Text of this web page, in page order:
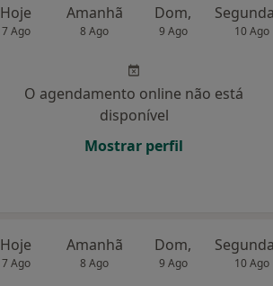
Hoje
7 Ago
Amanhã
8 Ago
Dom,
9 Ago 10 Ago
O agendamento online não está
disponível
Mostrar perfil
Hoje
7 Ago
Amanhã
8 Ago
Dom,
9 Ago 10 Ago